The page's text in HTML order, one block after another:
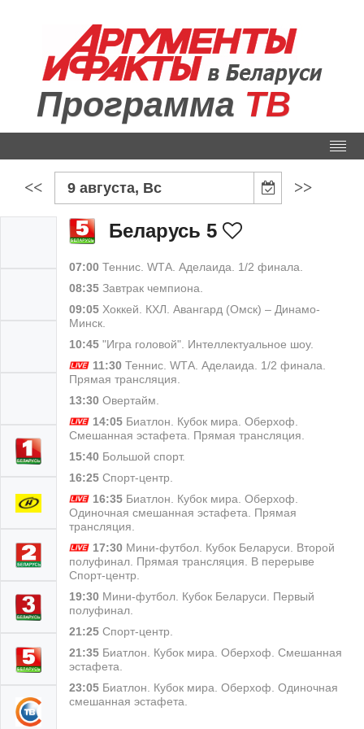
Программа ТВ
<< 9 августа, Вс >>
Беларусь 5
07:00 Теннис. WТА. Аделаида. 1/2 финала.
08:35 Завтрак чемпиона.
09:05 Хоккей. КХЛ. Авангард (Омск) – Динамо-
Минск.
10:45 "Игра головой". Интеллектуальное шоу.
11:30 Теннис. WТА. Аделаида. 1/2 финала.
Прямая трансляция.
13:30 Овертайм.
14:05Биатлон. Кубок мира. Оберхоф.
Смешанная эстафета. Прямая трансляция.
15:40 Большой спорт.
16:25 Спорт-центр.
16:35Биатлон. Кубок мира. Оберхоф.
Одиночная смешанная эстафета. Прямая
трансляция.
17:30 Мини-футбол. Кубок Беларуси. Второй
полуфинал. Прямая трансляция. В перерыве
Спорт-центр.
19:30 Мини-футбол. Кубок Беларуси. Первый
полуфинал.
21:25 Спорт-центр.
21:35 Биатлон. Кубок мира. Оберхоф. Смешанная
эстафета.
23:05 Биатлон. Кубок мира. Оберхоф. Одиночная
смешанная эстафета.